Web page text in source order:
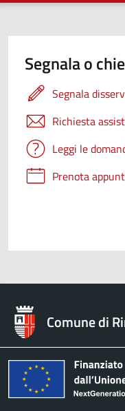
Segnala o
Segnala
Richiesta
Leggi le
Prenota
Comune di